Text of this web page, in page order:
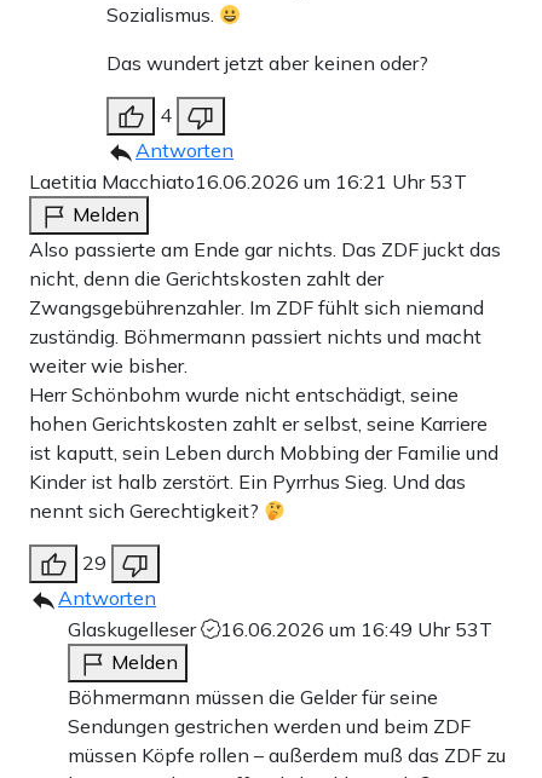
Sozialismus.
Das wundert jetzt aber keinen oder?
4
Antworten
Laetitia Macchiato16.06.2026 um 16:21 Uhr 53T
Melden
Also passierte am Ende gar nichts. Das ZDF juckt das
nicht, denn die Gerichtskosten zahlt der
Zwangsgebührenzahler. Im ZDF fühlt sich niemand
zuständig. Böhmermann passiert nichts und macht
weiter wie bisher.
Herr Schönbohm wurde nicht entschädigt, seine
hohen Gerichtskosten zahlt er selbst, seine Karriere
ist kaputt, sein Leben durch Mobbing der Familie und
Kinder ist halb zerstört. Ein Pyrrhus Sieg. Und das
nennt sich Gerechtigkeit?
29
Antworten
Glaskugelleser
16.06.2026 um 16:49 Uhr 53T
Melden
Böhmermann müssen die Gelder für seine
Sendungen gestrichen werden und beim ZDF
müssen Köpfe rollen – außerdem muß das ZDF zu